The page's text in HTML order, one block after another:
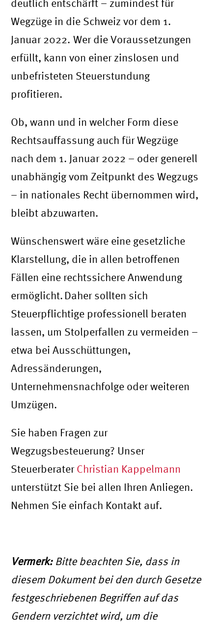
deutlich entschärft – zumindest für
Wegzüge in die Schweiz vor dem 1.
Januar 2022. Wer die Voraussetzungen
erfüllt, kann von einer zinslosen und
unbefristeten Steuerstundung
profitieren.
Ob, wann und in welcher Form diese
Rechtsauffassung auch für Wegzüge
nach dem 1. Januar 2022 – oder generell
unabhängig vom Zeitpunkt des Wegzugs
– in nationales Recht übernommen wird,
bleibt abzuwarten.
Wünschenswert wäre eine gesetzliche
Klarstellung, die in allen betroffenen
Fällen eine rechtssichere Anwendung
ermöglicht. Daher sollten sich
Steuerpflichtige professionell beraten
lassen, um Stolperfallen zu vermeiden –
etwa bei Ausschüttungen,
Adressänderungen,
Unternehmensnachfolge oder weiteren
Umzügen.
Sie haben Fragen zur
Wegzugsbesteuerung? Unser
Steuerberater Christian Kappelmann
unterstützt Sie bei allen Ihren Anliegen.
Nehmen Sie einfach Kontakt auf.
Vermerk:Bitte beachten Sie, dass in
diesem Dokument bei den durch Gesetze
festgeschriebenen Begriffen auf das
Gendern verzichtet wird, um die